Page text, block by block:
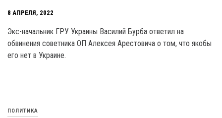
8 АПРЕЛЯ, 2022
Экс-начальник ГРУ Украины Василий Бурба ответил на
обвинения советника ОП Алексея Арестовича о том, что якобы
его нет в Украине.
ПОЛИТИКА